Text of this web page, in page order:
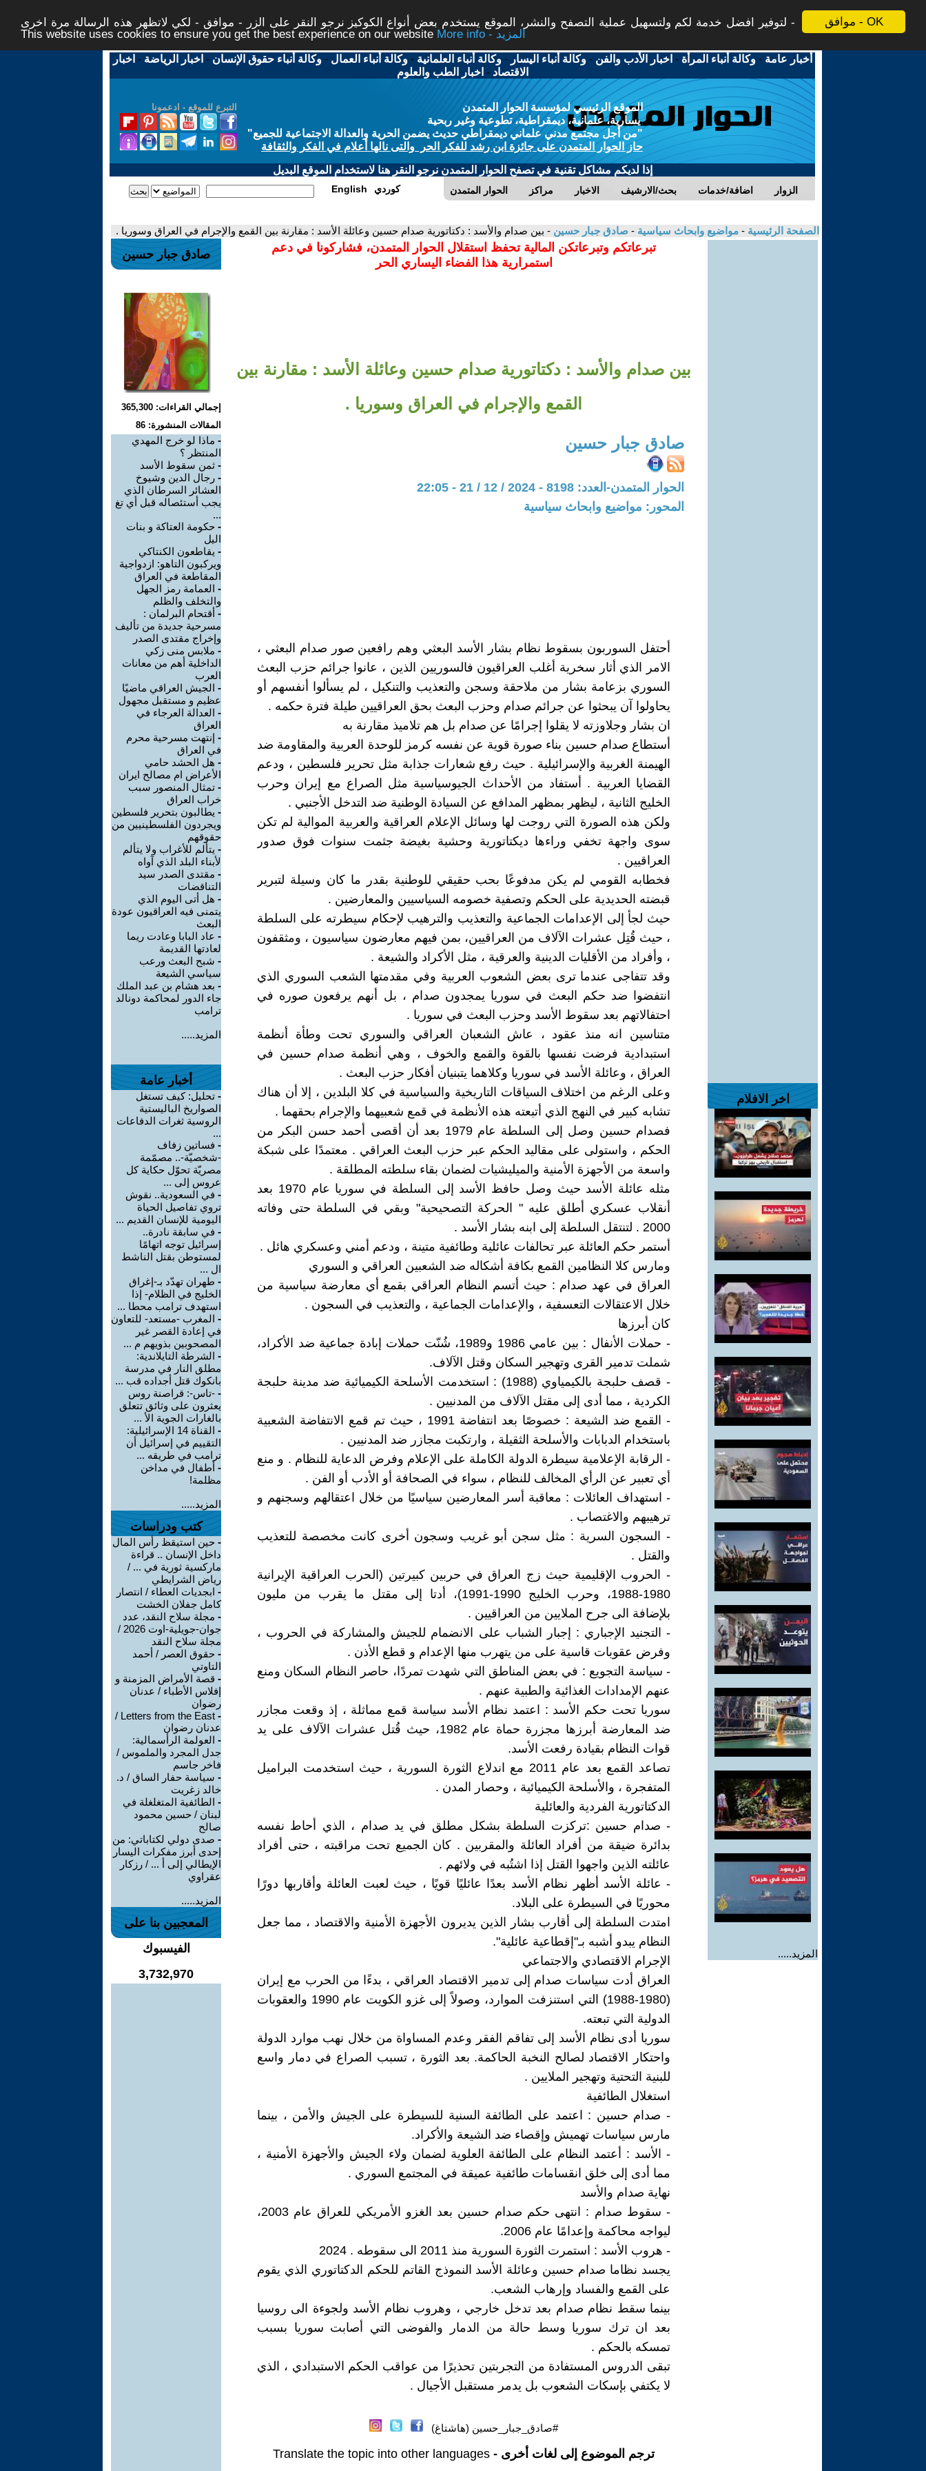
موافق - OK
لتوفير افضل خدمة لكم ولتسهيل عملية التصفح والنشر، الموقع يستخدم بعض أنواع الكوكيز نرجو النقر على الزر - موافق - لكي لاتظهر هذه الرسالة مرة اخرى -
This website uses cookies to ensure you get the best experience on our website
More info - المزيد
أخبار عامة -وكالة أنباء المرأة - اخبار الأدب والفن -وكالة أنباء اليسار -وكالة أنباء العلمانية -وكالة أنباء العمال -وكالة أنباء حقوق الإنسان - اخبار الرياضة - اخبار
الاقتصاد - اخبار الطب والعلوم
التبرع للموقع - ادعمونا
الموقع الرئيسي لمؤسسة الحوار المتمدن
يسارية، علمانية، ديمقراطية، تطوعية وغير ربحية
"من أجل مجتمع مدني علماني ديمقراطي حديث يضمن الحرية والعدالة الاجتماعية للجميع"
حاز الحوار المتمدن على جائزة ابن رشد للفكر الحر والتى نالها أعلام في الفكر والثقافة
إذا لديكم مشاكل تقنية في تصفح الحوار المتمدن نرجو النقر هنا لاستخدام الموقع البديل
الحوار المتمدن مراكز الاخبار بحث/الارشيف اضافة/خدمات الزوار English كوردي
الصفحة الرئيسية - مواضيع وابحاث سياسية - صادق جبار حسين - بين صدام والأسد : دكتاتورية صدام حسين وعائلة الأسد : مقارنة بين القمع والإجرام في العراق وسوريا .
اخر الافلام
المزيد.....
تبرعاتكم وتبرعاتكن المالية تحفظ استقلال الحوار المتمدن، فشاركونا في دعم
استمرارية هذا الفضاء اليساري الحر
بين صدام والأسد : دكتاتورية صدام حسين وعائلة الأسد : مقارنة بين
القمع والإجرام في العراق وسوريا .
صادق جبار حسين
الحوار المتمدن-العدد: 8198 - 2024 / 12 / 21 - 22:05
المحور: مواضيع وابحاث سياسية
أحتفل السوربون بسقوط نظام بشار الأسد البعثي وهم رافعين صور صدام البعثي ،
الامر الذي أثار سخرية أغلب العراقيون فالسوريين الذين ، عانوا جرائم حزب البعث
السوري بزعامة بشار من ملاحقة وسجن والتعذيب والتنكيل ، لم يسألوا أنفسهم أو
يحاولوا آن يبحثوا عن جرائم صدام وحزب البعث بحق العراقيين طيلة فترة حكمه .
ان بشار وجلاوزته لا يقلوا إجرامًا عن صدام بل هم تلاميذ مقارنة به
أستطاع صدام حسين بناء صورة قوية عن نفسه كرمز للوحدة العربية والمقاومة ضد
الهيمنة الغربية والإسرائيلية . حيث رفع شعارات جذابة مثل تحرير فلسطين ، ودعم
القضايا العربية . أستفاد من الأحداث الجيوسياسية مثل الصراع مع إيران وحرب
الخليج الثانية ، ليظهر بمظهر المدافع عن السيادة الوطنية ضد التدخل الأجنبي .
ولكن هذه الصورة التي روجت لها وسائل الإعلام العراقية والعربية الموالية لم تكن
سوى واجهة تخفي وراءها ديكتاتورية وحشية بغيضة جثمت سنوات فوق صدور
العراقيين .
فخطابه القومي لم يكن مدفوعًا بحب حقيقي للوطنية بقدر ما كان وسيلة لتبرير
قبضته الحديدية على الحكم وتصفية خصومه السياسيين والمعارضين .
حيث لجأ إلى الإعدامات الجماعية والتعذيب والترهيب لإحكام سيطرته على السلطة
، حيث قُتِل عشرات الآلاف من العراقيين، بمن فيهم معارضون سياسيون ، ومثقفون
، وأفراد من الأقليات الدينية والعرقية ، مثل الأكراد والشيعة .
وقد تتفاجى عندما ترى بعض الشعوب العربية وفي مقدمتها الشعب السوري الذي
انتفضوا ضد حكم البعث في سوريا يمجدون صدام ، بل أنهم يرفعون صوره في
احتفالاتهم بعد سقوط الأسد وحزب البعث في سوريا .
متناسين انه منذ عقود ، عاش الشعبان العراقي والسوري تحت وطأة أنظمة
استبدادية فرضت نفسها بالقوة والقمع والخوف ، وهي أنظمة صدام حسين في
العراق ، وعائلة الأسد في سوريا وكلاهما يتبنيان أفكار حزب البعث .
وعلى الرغم من اختلاف السياقات التاريخية والسياسية في كلا البلدين ، إلا أن هناك
تشابه كبير في النهج الذي أتبعته هذه الأنظمة في قمع شعبيهما والإجرام بحقهما .
فصدام حسين وصل إلى السلطة عام 1979 بعد أن أقصى أحمد حسن البكر من
الحكم ، واستولى على مقاليد الحكم عبر حزب البعث العراقي . معتمدًا على شبكة
واسعة من الأجهزة الأمنية والميليشيات لضمان بقاء سلطته المطلقة .
مثله عائلة الأسد حيث وصل حافظ الأسد إلى السلطة في سوريا عام 1970 بعد
أنقلاب عسكري أطلق عليه " الحركة التصحيحية" وبقي في السلطة حتى وفاته
2000 . لتنتقل السلطة إلى ابنه بشار الأسد .
أستمر حكم العائلة عبر تحالفات عائلية وطائفية متينة ، ودعم أمني وعسكري هائل .
ومارس كلا النظامين القمع بكافة أشكاله ضد الشعبين العراقي و السوري
العراق في عهد صدام : حيث أتسم النظام العراقي بقمع أي معارضة سياسية من
خلال الاعتقالات التعسفية ، والإعدامات الجماعية ، والتعذيب في السجون .
كان أبرزها
- حملات الأنفال : بين عامي 1986 و1989، شُنّت حملات إبادة جماعية ضد الأكراد،
شملت تدمير القرى وتهجير السكان وقتل الآلاف.
- قصف حلبجة بالكيمياوي (1988) : استخدمت الأسلحة الكيميائية ضد مدينة حلبجة
الكردية ، مما أدى إلى مقتل الآلاف من المدنيين .
- القمع ضد الشيعة : خصوصًا بعد انتفاضة 1991 ، حيث تم قمع الانتفاضة الشعبية
باستخدام الدبابات والأسلحة الثقيلة ، وارتكبت مجازر ضد المدنيين .
- الرقابة الإعلامية سيطرة الدولة الكاملة على الإعلام وفرض الدعاية للنظام . و منع
أي تعبير عن الرأي المخالف للنظام ، سواء في الصحافة أو الأدب أو الفن .
- استهداف العائلات : معاقبة أسر المعارضين سياسيًا من خلال اعتقالهم وسجنهم و
ترهيبهم والاغتصاب .
- السجون السرية : مثل سجن أبو غريب وسجون أخرى كانت مخصصة للتعذيب
والقتل .
- الحروب الإقليمية حيث زج العراق في حربين كبيرتين (الحرب العراقية الإيرانية
1980-1988، وحرب الخليج 1990-1991)، أدتا إلى مقتل ما يقرب من مليون
بلإضافة الى جرح الملايين من العراقيين .
- التجنيد الإجباري : إجبار الشباب على الانضمام للجيش والمشاركة في الحروب ،
وفرض عقوبات قاسية على من يتهرب منها الإعدام و قطع الأذن .
- سياسة التجويع : في بعض المناطق التي شهدت تمردًا، حاصر النظام السكان ومنع
عنهم الإمدادات الغذائية والطبية عنهم .
سوريا تحت حكم الأسد : اعتمد نظام الأسد سياسة قمع مماثلة ، إذ وقعت مجازر
ضد المعارضة أبرزها مجزرة حماة عام 1982، حيث قُتل عشرات الآلاف على يد
قوات النظام بقيادة رفعت الأسد.
تصاعد القمع بعد عام 2011 مع اندلاع الثورة السورية ، حيث استخدمت البراميل
المتفجرة ، والأسلحة الكيميائية ، وحصار المدن .
الدكتاتورية الفردية والعائلية
- صدام حسين :تركزت السلطة بشكل مطلق في يد صدام ، الذي أحاط نفسه
بدائرة ضيقة من أفراد العائلة والمقربين . كان الجميع تحت مراقبته ، حتى أفراد
عائلته الذين واجهوا القتل إذا اشتُبه في ولائهم .
- عائلة الأسد أظهر نظام الأسد بعدًا عائليًا قويًا ، حيث لعبت العائلة وأقاربها دورًا
محوريًا في السيطرة على البلاد.
امتدت السلطة إلى أقارب بشار الذين يديرون الأجهزة الأمنية والاقتصاد ، مما جعل
النظام يبدو أشبه بـ"إقطاعية عائلية".
الإجرام الاقتصادي والاجتماعي
العراق أدت سياسات صدام إلى تدمير الاقتصاد العراقي ، بدءًا من الحرب مع إيران
(1980-1988) التي استنزفت الموارد، وصولاً إلى غزو الكويت عام 1990 والعقوبات
الدولية التي تبعته.
سوريا أدى نظام الأسد إلى تفاقم الفقر وعدم المساواة من خلال نهب موارد الدولة
واحتكار الاقتصاد لصالح النخبة الحاكمة. بعد الثورة ، تسبب الصراع في دمار واسع
للبنية التحتية وتهجير الملايين .
استغلال الطائفية
- صدام حسين : اعتمد على الطائفة السنية للسيطرة على الجيش والأمن ، بينما
مارس سياسات تهميش وإقصاء ضد الشيعة والأكراد.
- الأسد : أعتمد النظام على الطائفة العلوية لضمان ولاء الجيش والأجهزة الأمنية ،
مما أدى إلى خلق انقسامات طائفية عميقة في المجتمع السوري .
نهاية صدام والأسد
- سقوط صدام : انتهى حكم صدام حسين بعد الغزو الأمريكي للعراق عام 2003،
ليواجه محاكمة وإعدامًا عام 2006.
- هروب الأسد : استمرت الثورة السورية منذ 2011 الى سقوطه . 2024
يجسد نظاما صدام حسين وعائلة الأسد النموذج القاتم للحكم الدكتاتوري الذي يقوم
على القمع والفساد وإرهاب الشعب.
بينما سقط نظام صدام بعد تدخل خارجي ، وهروب نظام الأسد ولجوءة الى روسيا
بعد ان ترك سوريا وسط حالة من الدمار والفوضى التي أصابت سوريا بسبب
تمسكه بالحكم .
تبقى الدروس المستفادة من التجربتين تحذيرًا من عواقب الحكم الاستبدادي ، الذي
لا يكتفي بإسكات الشعوب بل يدمر مستقبل الأجيال .
#صادق_جبار_حسين (هاشتاغ)
ترجم الموضوع إلى لغات أخرى - Translate the topic into other languages
صادق جبار حسين
إجمالي القراءات: 365,300
المقالات المنشورة: 86
- ماذا لو خرج المهدي
المنتظر ؟
- ثمن سقوط الأسد
- رجال الدين وشيوخ
العشائر السرطان الذي
يجب أستئصاله قبل أي تغ
...
- حكومة العتاكة و بنات
اليل
- يقاطعون الكنتاكي
ويركبون التاهو: ازدواجية
المقاطعة في العراق
- العمامة رمز الجهل
والتخلف والظلم
- أقتحام البرلمان :
مسرحية جديدة من تأليف
وإخراج مقتدى الصدر
- ملابس منى زكي
الداخلية أهم من معانات
العرب
- الجيش العراقي ماضيًا
عظيم و مستقبل مجهول
- العدالة العرجاء في
العراق
- إنتهت مسرحية محرم
في العراق
- هل الحشد حامي
الأعراض ام مصالح ايران
- تمثال المنصور سبب
خراب العراق
- يطالبون بتحرير فلسطين
ويجردون الفلسطينيين من
حقوقهم
- يتألم للأغراب ولا يتألم
لأبناء البلد الذي آواه
- مقتدى الصدر سيد
التناقضات
- هل أتى اليوم الذي
يتمنى فيه العراقيون عودة
البعث
- عاد البابا وعادت ريما
لعادتها القديمة
- شبح البعث ورعب
سياسي الشيعة
- بعد هشام بن عبد الملك
جاء الدور لمحاكمة دونالد
ترامب
المزيد.....
أخبار عامة
- تحليل: كيف تستغل
الصواريخ الباليستية
الروسية ثغرات الدفاعات
...
- فساتين زفاف
-شخصيّة-.. مصمّمة
مصريّة تحوّل حكاية كل
عروس إلى ...
- في السعودية.. نقوش
تروي تفاصيل الحياة
اليومية للإنسان القديم ...
- في سابقة نادرة..
إسرائيل توجه اتهامًا
لمستوطن بقتل الناشط
ال ...
- طهران تهدّد بـ-إغراق
الخليج في الظلام- إذا
استهدف ترامب محطا ...
- المغرب -مستعد- للتعاون
في إعادة القصر غير
المصحوبين بذويهم م ...
- الشرطة التايلاندية:
مطلق النار في مدرسة
بانكوك قتل أجداده قب ...
- -تاس-: قراصنة روس
يعثرون على وثائق تتعلق
بالغارات الجوية الأ ...
-
القناة 14 الإسرائيلية:
التقييم في إسرائيل أن
ترامب في طريقه ...
- أطفال في مداخن
مظلمة!
المزيد.....
كتب ودراسات
- حين استيقظ رأس المال
داخل الإنسان .. قراءة
ماركسية ثورية في ... /
رياض الشرايطي
- ابجديات العطاء / انتصار
كامل جفلان الخشت
- مجلة سلاح النقد، عدد
جوان-جويلية-اوت 2026 /
مجلة سلاح النقد
- حقوق العصر / أحمد
التاوتي
- قصة الأمراض المزمنة و
إفلاس الأطباء / عدنان
رضوان
-
Letters from the East /
عدنان رضوان
- العولمة الرأسمالية:
جدل المجرد والملموس /
فاخر جاسم
- سياسة حفار الساق / د.
خالد زغريت
- الطائفية المتغلغلة في
لبنان / حسين محمود
صالح
- صدى دولي لكتاباتي: من
إحدى أبرز مفكرات اليسار
الإيطالي إلى أ ... / رزكار
عقراوي
المزيد.....
المعجبين بنا على
الفيسبوك
3,732,970